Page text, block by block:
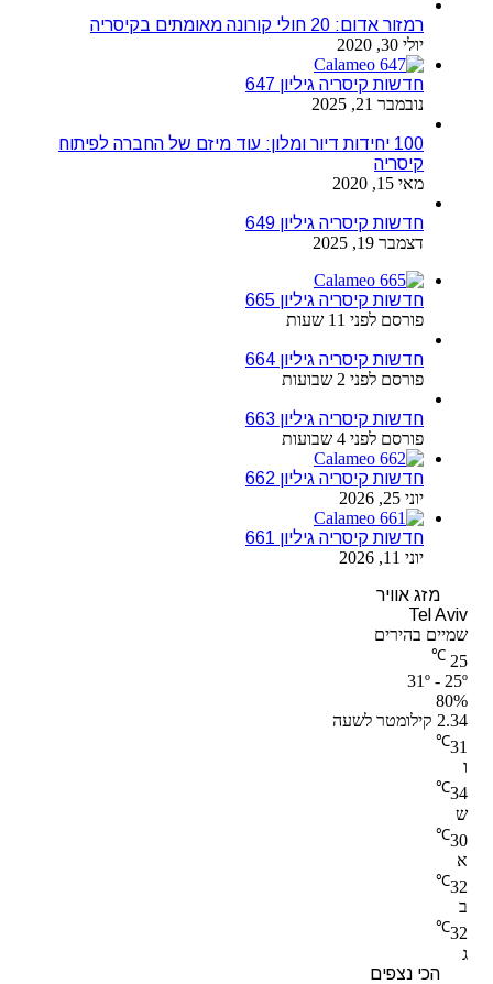
רמזור אדום: 20 חולי קורונה מאומתים בקיסריה
יולי 30, 2020
חדשות קיסריה גיליון 647
נובמבר 21, 2025
100 יחידות דיור ומלון: עוד מיזם של החברה לפיתוח
קיסריה
מאי 15, 2020
חדשות קיסריה גיליון 649
דצמבר 19, 2025
חדשות קיסריה גיליון 665
פורסם לפני 11 שעות
חדשות קיסריה גיליון 664
פורסם לפני 2 שבועות
חדשות קיסריה גיליון 663
פורסם לפני 4 שבועות
חדשות קיסריה גיליון 662
יוני 25, 2026
חדשות קיסריה גיליון 661
יוני 11, 2026
מזג אוויר
Tel Aviv
שמיים בהירים
25
℃
31º - 25º
80%
2.34 קילומטר לשעה
31
℃
ו
34
℃
ש
30
℃
א
32
℃
ב
32
℃
ג
הכי נצפים